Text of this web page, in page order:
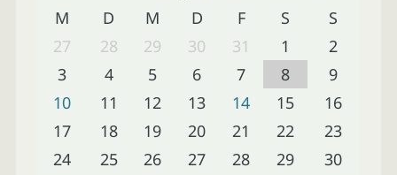
M D M D F S
S
27
28 29 30 31 1
2
3
4 5 6 7 8
9
10
11 12 13 14 15
16
17
18 19 20 21 22
23
24
25 26 27 28 29
30